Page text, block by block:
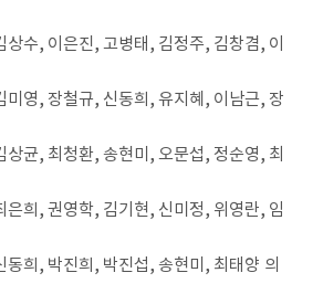
상수, 이은진,고병태, 김정주, 김창겸, 이
미영, 장철규, 신동희,유지혜, 이남근, 장
상균, 최청환,송현미,오문섭,정순영, 최
은희,권영학, 김기현, 신미정, 위영란, 임
동희, 박진희, 박진섭,송현미, 최태양 의